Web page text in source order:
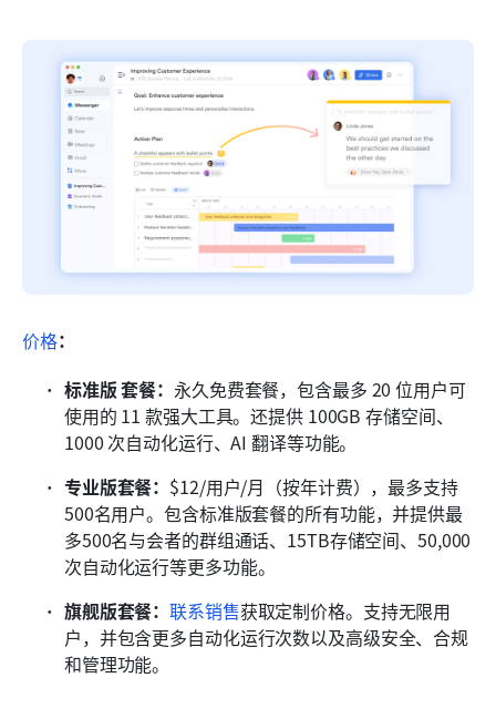
价格：
标准版 套餐： 永久免费套餐，包含最多 20 位用户可
使用的 11 款强大工具。还提供 100GB 存储空间、
1000 次自动化运行、AI 翻译等功能。
专业版套餐： $12/用户/月（按年计费），最多支持
500名用户。包含标准版套餐的所有功能，并提供最
多500名与会者的群组通话、15TB存储空间、50,000
次自动化运行等更多功能。
旗舰版套餐：联系销售获取定制价格。支持无限用
户，并包含更多自动化运行次数以及高级安全、合规
和管理功能。